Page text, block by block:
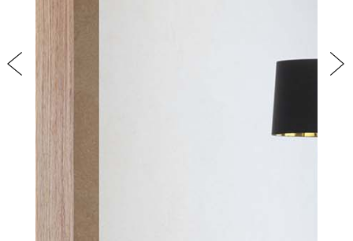
Previous